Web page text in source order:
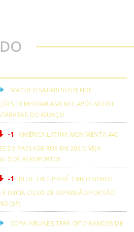
MACUCO SAFARI SUSPENDE
TEMPORARIAMENTE APÓS MORTE
DO IGUAÇU
-1
AMÉRICA LATINA MOVIMENTA 440
DE PASSAGEIROS EM 2025; VEJA
DOS AEROPORTOS
-1
BLUE TREE PREVÊ CINCO NOVOS
E INICIA CICLO DE EXPANSÃO POR SÃO
(SP)
COPA AIRLINES TERÁ OITO BANCOS DE